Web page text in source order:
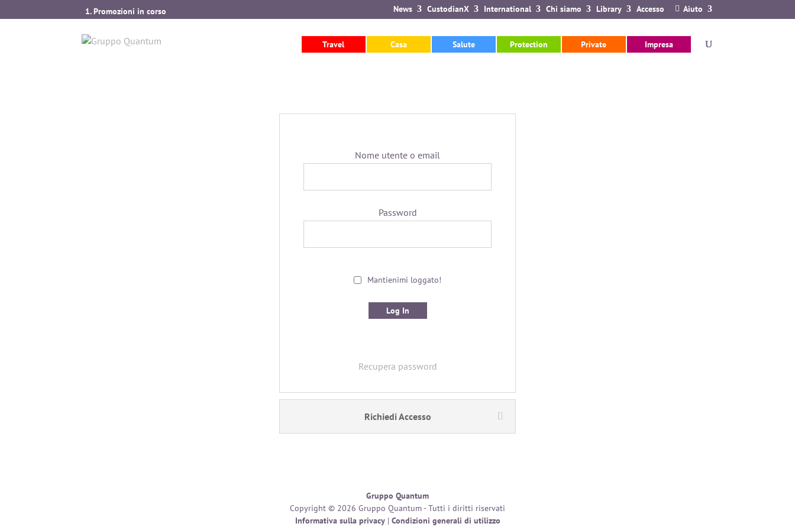
1. Promozioni in corso
2. Nuovi strumenti disponibili nella sezione International del portale Quantum
News CustodianX International Chi siamo Library Accesso Aiuto
Travel Casa Salute Protection Private Impresa
Nome utente o email
Password
Mantienimi loggato!
Recupera password
Richiedi Accesso
Gruppo Quantum
Copyright © 2026 Gruppo Quantum - Tutti i diritti riservati
Informativa sulla privacy | Condizioni generali di utilizzo